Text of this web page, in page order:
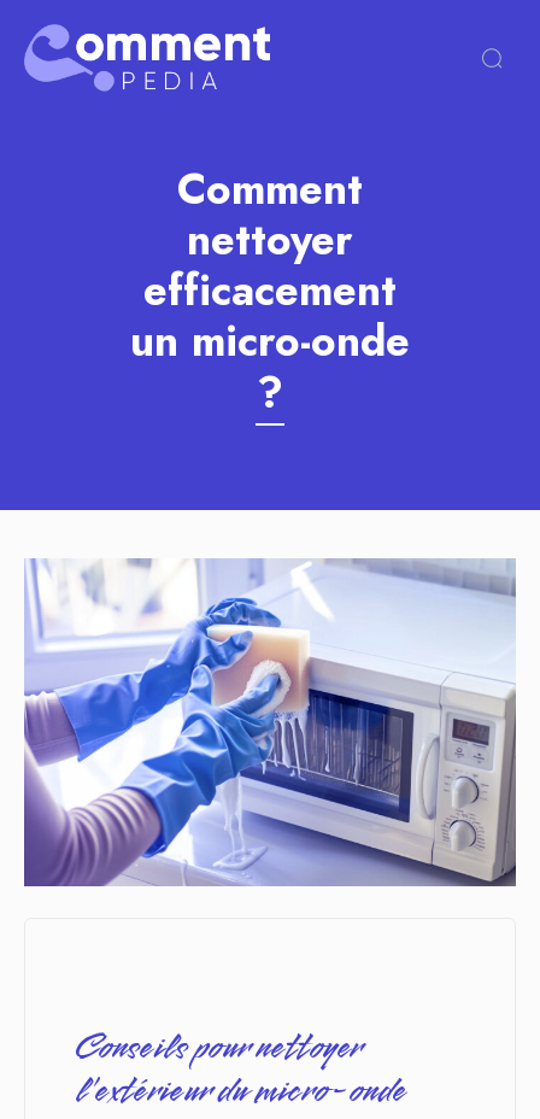
Comment
nettoyer
efficacement
un micro-onde
?
Conseils pour nettoyer
l’extérieur du micro-onde